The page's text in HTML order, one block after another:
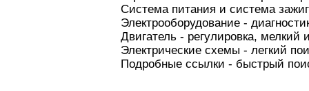
Система питания и система
Электрооборудование -
Двигатель - регулировка, мелкий
Электрические схемы - легкий
Подробные ссылки - быстрый